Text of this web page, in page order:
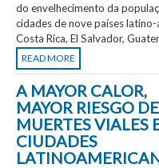
do envelhecimento da
cidades de nove países
Costa Rica, El Salvador,
READ MORE
A MAYOR CALOR,
MAYOR RIESGO DE
MUERTES VIALES
CIUDADES